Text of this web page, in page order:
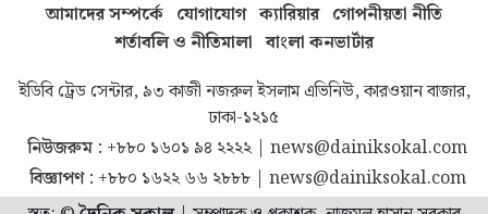
আমাদের সম্পর্কে যোগাযোগ ক্যারিয়ার গোপনীয়তা নীতি
শর্তাবলি ও নীতিমালা বাংলা কনভার্টার
ইডিবি ট্রেড সেন্টার, ৯৩ কাজী নজরুল ইসলাম এভিনিউ, কারওয়ান বাজার,
ঢাকা-১২১৫
নিউজরুম : +৮৮০ ১৬০১ ৯৪ ২২২২| news@dainiksokal.com
বিজ্ঞাপণ : +৮৮০ ১৬২২ ৬৬ ২৮৮৮| news@dainiksokal.com